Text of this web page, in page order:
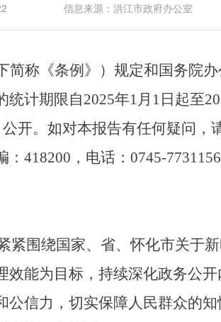
信息来源：洪江市政府办公室
称《条例》）规定和国务院
统计期限自2025年1月 1 日起至
公开。如对本报告有任何疑问，
： 418200 ，电话： 0745-7731156
紧围绕国家、省、怀化市关于
能为目标，持续深化政务公
信力，切实保障人民群众的